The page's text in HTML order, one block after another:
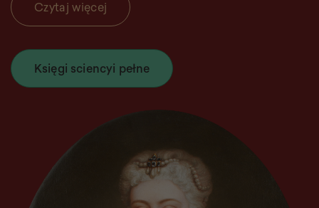
Czytaj więcej
Księgi sciencyi pełne